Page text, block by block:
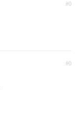
#0
#0